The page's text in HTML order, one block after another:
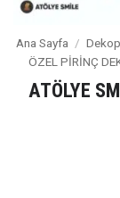
Ana Sayfa /
ÖZEL PİRİNÇ
ATÖLYE